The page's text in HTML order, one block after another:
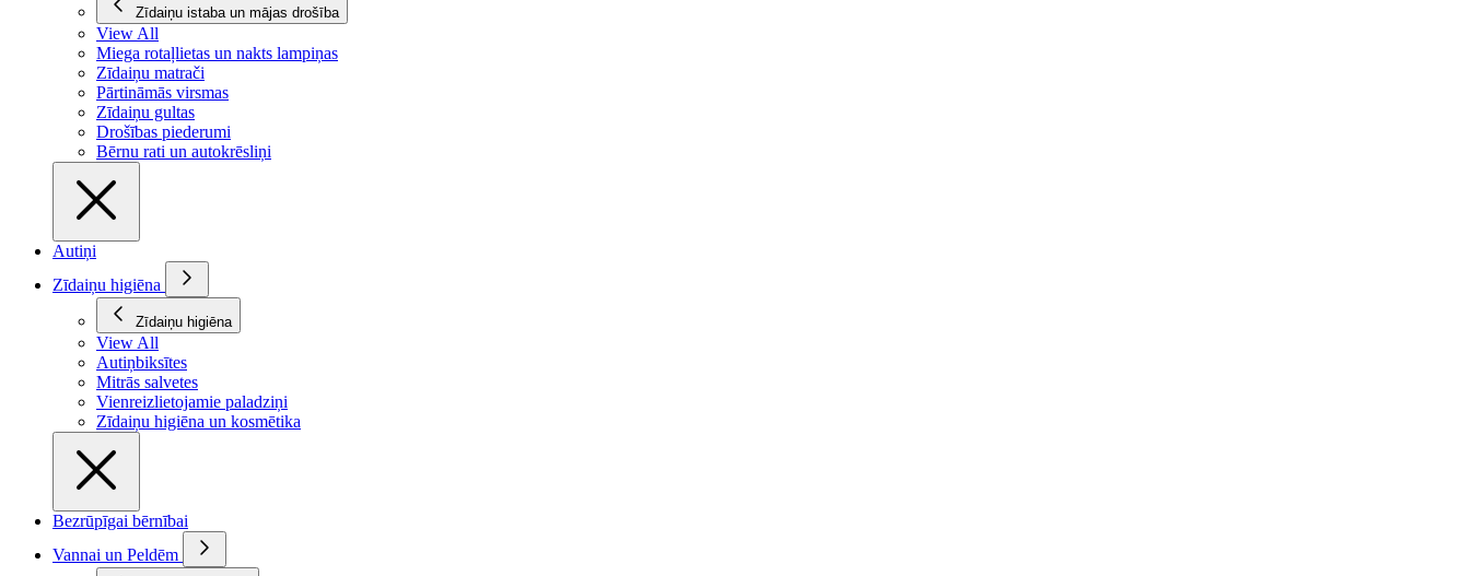
Zīdaiņu istaba un mājas drošība
View All
Miega rotaļlietas un nakts lampiņas
Zīdaiņu matrači
Pārtināmās virsmas
Zīdaiņu gultas
Drošības piederumi
Bērnu rati un autokrēsliņi
Autiņi
Zīdaiņu higiēna
Zīdaiņu higiēna
View All
Autiņbiksītes
Mitrās salvetes
Vienreizlietojamie paladziņi
Zīdaiņu higiēna un kosmētika
Bezrūpīgai bērnībai
Vannai un Peldēm